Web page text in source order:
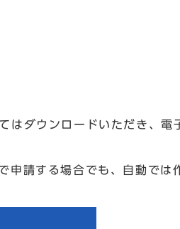
ダウンロードいただき、電
申請する場合でも、自動では